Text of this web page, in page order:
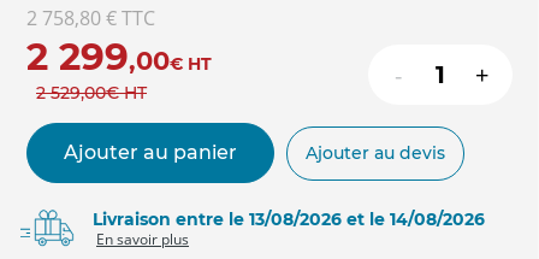
2 758,80 €TTC
2 299,00€ HT
2 529,00€ HT
- +
Ajouter au panier Ajouter au devis
Livraison entre le 13/08/2026 et le 14/08/2026
En savoir plus